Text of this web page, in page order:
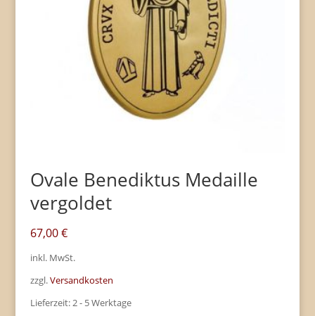
Ovale Benediktus Medaille
vergoldet
67,00€
inkl. MwSt.
zzgl.Versandkosten
Lieferzeit:2 - 5 Werktage